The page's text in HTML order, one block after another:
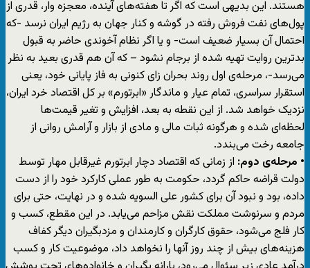
هستند. این بدیهی است که اگر تا هفته‌های آینده، معجزه وار، قدری از
پول‌های نفت فروش رفته در گوشه و کنار جهان به رژیم ایران نرسد -که
احتمال آن بسیار ضعیف است- و یا اگر نظام آخوندی حاضر به قبول
بدترین روایت تهیه شده از برجام نشود – که آن هم قدری بعید به نظر
می‌رسد-، مرحله‌ی اول روند بحران زای کنونی به فاز پایانی خود، یعنی
استقرار سراسری، تمام عیار و ماندگار «ابرتورم» بر کل اقتصاد خرد ایران،
نزدیک خواهد شد. از این نقطه به بعد، افزایش و تغیر قیمت‌ها
لحظه‌ای شده و هرگونه ثبات مالی و مادی از بازار و آرامش روانی از
جامعه رخت می‌بندد.
• مرحله‌ی دوم: از زمانی که اقتصاد دچار ابرتورم غیرقابل مهار توسط
دولت قراضه حاکم گردد، حکومت به طور عملی کارکرد خود را از دست
داده، بود و نبود آن برای کشور علی السویه شده و در نهایت، حتی برای
مردم و سرنوشت مملکت نقش مزاحم می‌یابد. در این مقطع، کسب و
کار فلج می‌شود، حقوق کارگران و کارمندان و مزدبگیران دیگر کفاف
هزینه‌های بیش از چند روز آنها را نخواهد داد، موضوعیت کار و کسب